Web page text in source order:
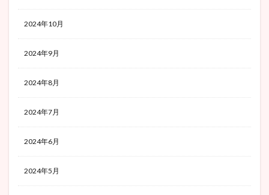
2024年10月
2024年9月
2024年8月
2024年7月
2024年6月
2024年5月